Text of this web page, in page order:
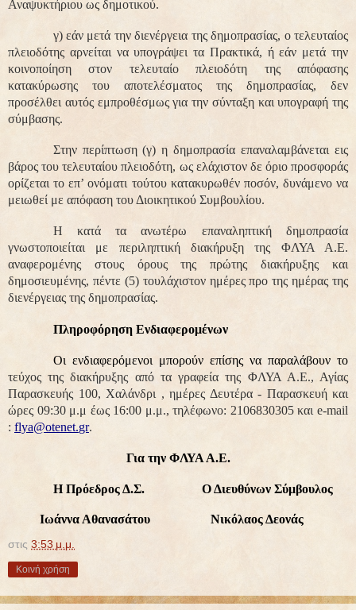
Αναψυκτήριου ως δημοτικού.
γ) εάν μετά την διενέργεια της δημοπρασίας, ο τελευταίος
πλειοδότης αρνείται να υπογράψει τα Πρακτικά, ή εάν μετά την
κοινοποίηση στον τελευταίο πλειοδότη της απόφασης
κατακύρωσης του αποτελέσματος της δημοπρασίας, δεν
προσέλθει αυτός εμπροθέσμως για την σύνταξη και υπογραφή της
σύμβασης.
Στην περίπτωση (γ) η δημοπρασία επαναλαμβάνεται εις
βάρος του τελευταίου πλειοδότη, ως ελάχιστον δε όριο προσφοράς
ορίζεται το επ’ ονόματι τούτου κατακυρωθέν ποσόν, δυνάμενο να
μειωθεί με απόφαση του Διοικητικού Συμβουλίου.
Η κατά τα ανωτέρω επαναληπτική δημοπρασία
γνωστοποιείται με περιληπτική διακήρυξη της ΦΛΥΑ Α.Ε.
αναφερομένης στους όρους της πρώτης διακήρυξης και
δημοσιευμένης, πέντε (5) τουλάχιστον ημέρες προ της ημέρας της
διενέργειας της δημοπρασίας.
Πληροφόρηση Ενδιαφερομένων
Οι ενδιαφερόμενοι μπορούν επίσης να παραλάβουν το
τεύχος της διακήρυξης από τα γραφεία της ΦΛΥΑ Α.Ε., Αγίας
Παρασκευής 100, Χαλάνδρι , ημέρες Δευτέρα - Παρασκευή και
ώρες 09:30 μ.μ έως 16:00 μ.μ., τηλέφωνο: 2106830305 και e-mail
: flya@otenet.gr.
Για την ΦΛΥΑ Α.Ε.
Η Πρόεδρος Δ.Σ. Ο Διευθύνων Σύμβουλος
Ιωάννα Αθανασάτου Νικόλαος Δεονάς
στις 3:53 μ.μ.
Κοινή χρήση